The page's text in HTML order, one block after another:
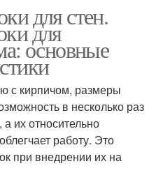
Керамические блоки
для стен.
для
основные
с кирпичом, размеры
в несколько раз
их относительно
работу. Это
при внедрении их на